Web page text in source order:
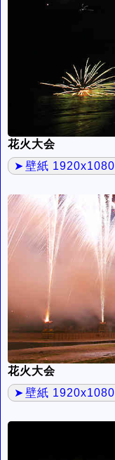
花火大会
壁紙 1920x1080
花火大会
壁紙 1920x1080